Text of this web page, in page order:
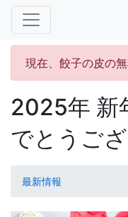
現在、餃子の皮の
2025年 新
でとうござ
最新情報